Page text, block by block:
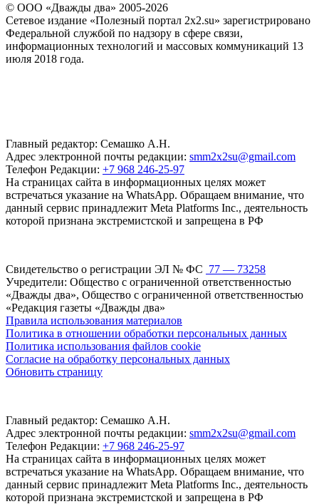
© ООО «Дважды два» 2005-2026
Сетевое издание «Полезный портал 2x2.su» зарегистрировано
Федеральной службой по надзору в сфере связи,
информационных технологий и массовых коммуникаций 13
июля 2018 года.
Главный редактор: Семашко А.Н.
Адрес электронной почты редакции: smm2x2su@gmail.com
Телефон Редакции: +7 968 246-25-97
На страницах сайта в информационных целях может
встречаться указание на WhatsApp. Обращаем внимание, что
данный сервис принадлежит Meta Platforms Inc., деятельность
которой признана экстремистской и запрещена в РФ
Свидетельство о регистрации ЭЛ № ФС 77 — 73258
Учредители: Общество с ограниченной ответственностью
«Дважды два», Общество с ограниченной ответственностью
«Редакция газеты «Дважды два»
Правила использования материалов
Политика в отношении обработки персональных данных
Политика использования файлов cookie
Согласие на обработку персональных данных
Обновить страницу
Главный редактор: Семашко А.Н.
Адрес электронной почты редакции: smm2x2su@gmail.com
Телефон Редакции: +7 968 246-25-97
На страницах сайта в информационных целях может
встречаться указание на WhatsApp. Обращаем внимание, что
данный сервис принадлежит Meta Platforms Inc., деятельность
которой признана экстремистской и запрещена в РФ